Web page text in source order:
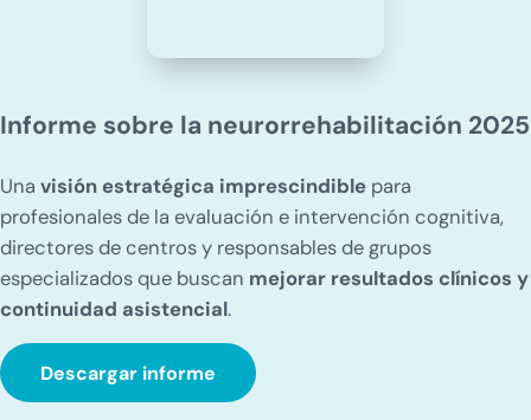
Informe sobre la neurorrehabilitación 2025
Unavisión estratégica imprescindible para
profesionales de la evaluación e intervención cognitiva,
directores de centros y responsables de grupos
especializados que buscan mejorar resultados clínicos y
continuidad asistencial.
Descargar informe